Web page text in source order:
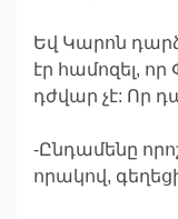
Եվ Կարոն
էր համոզել,
դժվար չէ: Որ
-Ընդամենը
որակով,